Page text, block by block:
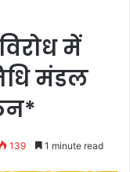
में
मंडल
139 1 minute read